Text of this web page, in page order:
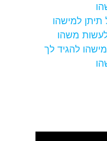
תיתן למישהו
משהו
להגיד לך